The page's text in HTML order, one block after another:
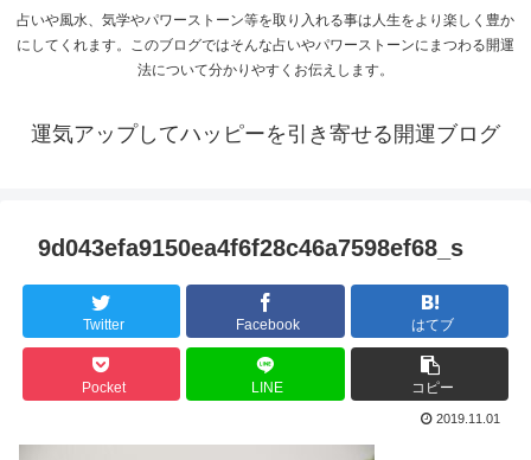
占いや風水、気学やパワーストーン等を取り入れる事は人生をより楽しく豊か
にしてくれます。このブログではそんな占いやパワーストーンにまつわる開運
法について分かりやすくお伝えします。
運気アップしてハッピーを引き寄せる開運ブログ
9d043efa9150ea4f6f28c46a7598ef68_s
Twitter Facebook はてブ
Pocket LINE コピー
2019.11.01